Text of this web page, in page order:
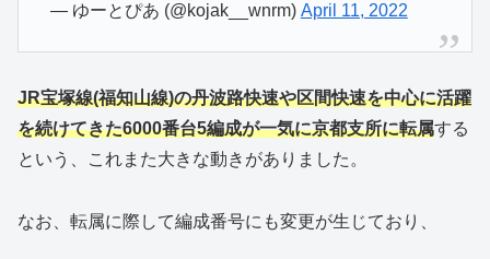
— ゆーとぴあ (@kojak__wnrm) April 11, 2022
JR宝塚線(福知山線)の丹波路快速や区間快速を中心に活躍
を続けてきた6000番台5編成が一気に京都支所に転属する
という、これまた大きな動きがありました。
なお、転属に際して編成番号にも変更が生じており、